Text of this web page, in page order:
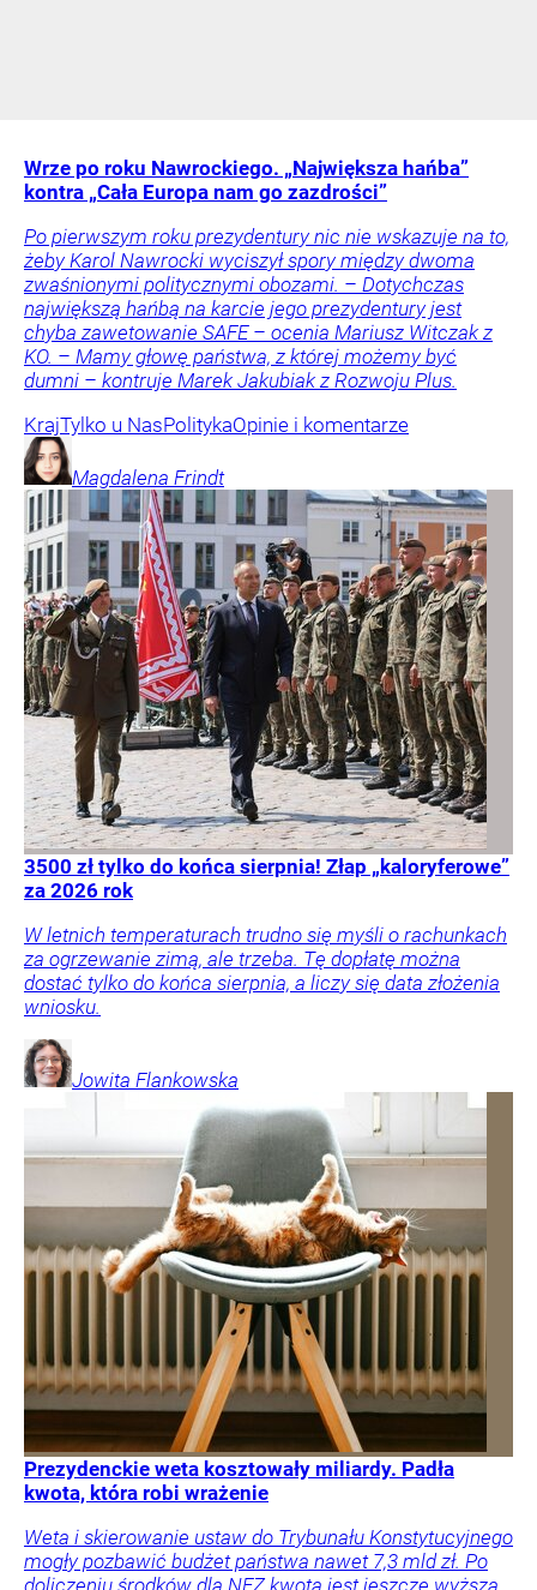
Wrze po roku Nawrockiego. „Największa hańba”
kontra „Cała Europa nam go zazdrości”
Po pierwszym roku prezydentury nic nie wskazuje na to,
żeby Karol Nawrocki wyciszył spory między dwoma
zwaśnionymi politycznymi obozami. – Dotychczas
największą hańbą na karcie jego prezydentury jest
chyba zawetowanie SAFE – ocenia Mariusz Witczak z
KO. – Mamy głowę państwa, z której możemy być
dumni – kontruje Marek Jakubiak z Rozwoju Plus.
KrajTylko u NasPolitykaOpinie i komentarze
Magdalena Frindt
3500 zł tylko do końca sierpnia! Złap „kaloryferowe”
za 2026 rok
W letnich temperaturach trudno się myśli o rachunkach
za ogrzewanie zimą, ale trzeba. Tę dopłatę można
dostać tylko do końca sierpnia, a liczy się data złożenia
wniosku.
Jowita Flankowska
Prezydenckie weta kosztowały miliardy. Padła
kwota, która robi wrażenie
Weta i skierowanie ustaw do Trybunału Konstytucyjnego
mogły pozbawić budżet państwa nawet 7,3 mld zł. Po
doliczeniu środków dla NFZ kwota jest jeszcze wyższa.